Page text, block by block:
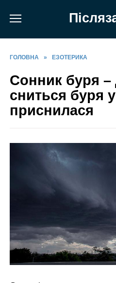
ГОЛОВНА » ЕЗОТЕРИКА
Сонник буря –
сниться буря
приснилася